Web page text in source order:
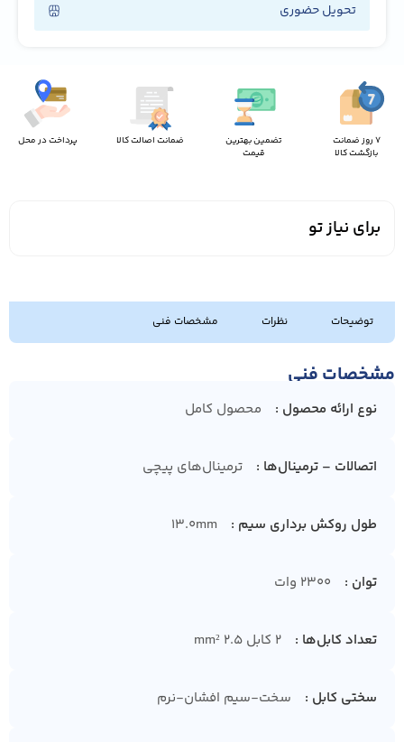
تحویل حضوری
7 روز ضمانت
بازگشت کالا
تضمین بهترین
قیمت
ضمانت اصالت کالا پرداخت در محل
برای نیاز تو
توضیحات نظرات مشخصات فنی
مشخصات فنی
نوع ارائه محصول محصول کامل
اتصالات – ترمینال‌ها ترمینال‌های پیچی
طول روکش برداری سیم 13.0mm
توان 2300 وات
تعداد کابل‌ها 2 کابل 2.5 mm²
سختی کابل سخت-سیم افشان-نرم